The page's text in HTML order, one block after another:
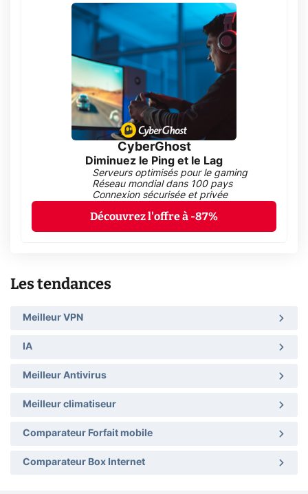
CyberGhost
Diminuez le Ping et le Lag
Serveurs optimisés pour le gaming
Réseau mondial dans 100 pays
Connexion sécurisée et privée
Découvrez l'offre à -87%
Les tendances
Meilleur VPN
IA
Meilleur Antivirus
Meilleur climatiseur
Comparateur Forfait mobile
Comparateur Box Internet